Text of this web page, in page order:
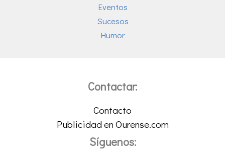
Eventos
Sucesos
Humor
Contactar:
Contacto
Publicidad en Ourense.com
Síguenos: